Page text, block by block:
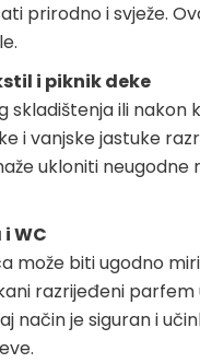
prirodno i svježe.
i piknik deke
skladištenja ili
i vanjske jastuke
ukloniti neugodne
WC
može biti ugodno
razrijeđeni
način je siguran i